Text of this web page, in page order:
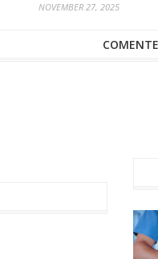
NOVEMBER 27, 2025
COMENTE